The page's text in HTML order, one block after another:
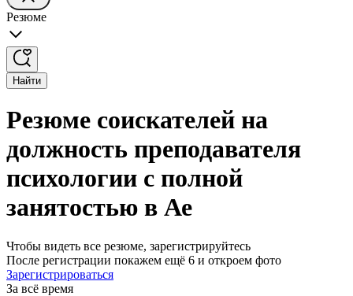
Резюме
Найти
Резюме соискателей на
должность преподавателя
психологии с полной
занятостью в Ае
Чтобы видеть все резюме, зарегистрируйтесь
После регистрации покажем ещё 6 и откроем фото
Зарегистрироваться
За всё время